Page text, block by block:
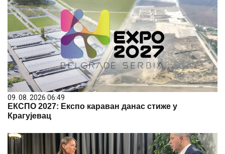
09. 08. 2026 06:49
ЕКСПО 2027: Експо караван данас стиже у
Крагујевац